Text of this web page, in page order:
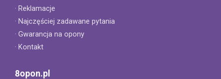
· Reklamacje
· Najczęściej zadawane pytania
· Gwarancja na opony
· Kontakt
8opon.pl